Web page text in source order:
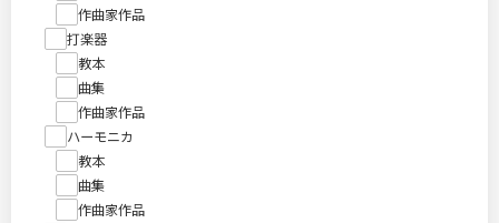
作曲家作品
打楽器
教本
曲集
作曲家作品
ハーモニカ
教本
曲集
作曲家作品